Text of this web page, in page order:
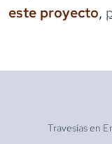
este proyecto,
Travesías en